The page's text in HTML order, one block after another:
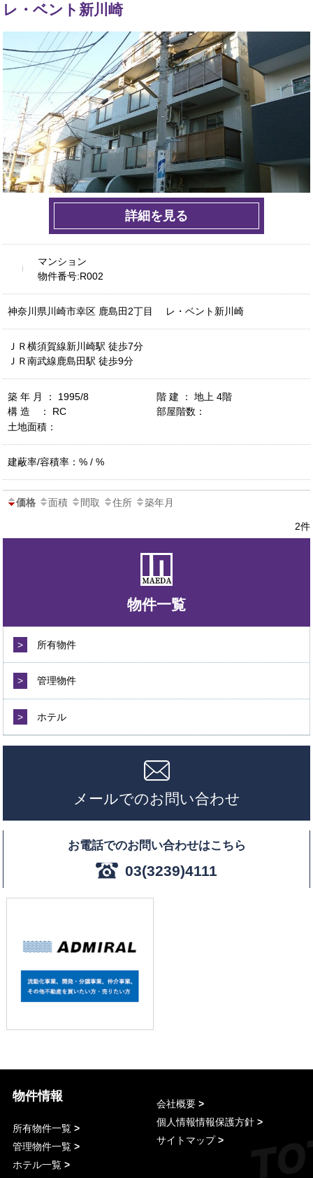
レ・ベント新川崎
詳細を見る
マンション
物件番号:R002
神奈川県川崎市幸区 鹿島田2丁目 レ・ベント新川崎
ＪＲ横須賀線新川崎駅 徒歩7分
ＪＲ南武線鹿島田駅 徒歩9分
築 年 月 ： 1995/8
階 建 ： 地上 4階
構 造 ： RC
部屋階数：
土地面積：
建蔽率/容積率：% / %
価格 面積 間取 住所 築年月
2件
物件一覧
> 所有物件
> 管理物件
> ホテル
メールでのお問い合わせ
お電話でのお問い合わせはこちら
03(3239)4111
物件情報
所有物件一覧
管理物件一覧
ホテル一覧
会社概要
個人情報情報保護方針
サイトマップ